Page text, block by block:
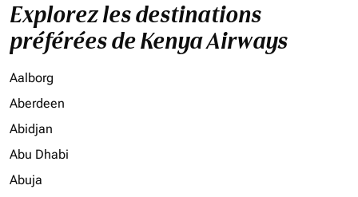
Explorez les destinations
préférées de Kenya Airways
Aalborg
Aberdeen
Abidjan
Abu Dhabi
Abuja